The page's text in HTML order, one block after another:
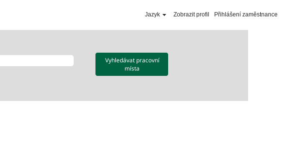
Jazyk Zobrazit profil Přihlášení zaměstnance